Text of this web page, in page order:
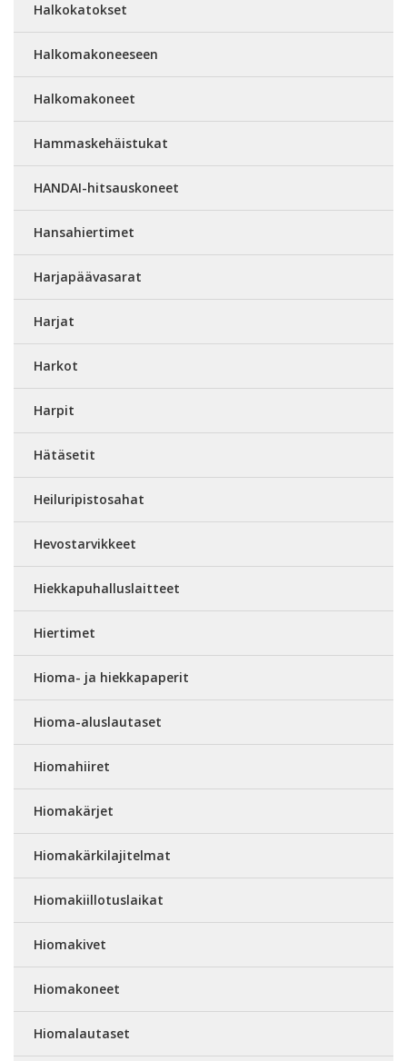
Halkokatokset
Halkomakoneeseen
Halkomakoneet
Hammaskehäistukat
HANDAI-hitsauskoneet
Hansahiertimet
Harjapäävasarat
Harjat
Harkot
Harpit
Hätäsetit
Heiluripistosahat
Hevostarvikkeet
Hiekkapuhalluslaitteet
Hiertimet
Hioma- ja hiekkapaperit
Hioma-aluslautaset
Hiomahiiret
Hiomakärjet
Hiomakärkilajitelmat
Hiomakiillotuslaikat
Hiomakivet
Hiomakoneet
Hiomalautaset